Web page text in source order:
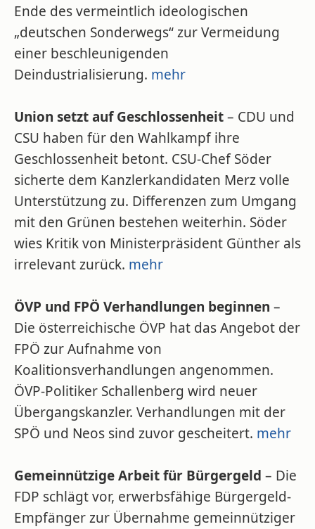
Ende des vermeintlich ideologischen
„deutschen Sonderwegs“ zur Vermeidung
einer beschleunigenden
Deindustrialisierung. mehr
Union setzt auf Geschlossenheit– CDU und
CSU haben für den Wahlkampf ihre
Geschlossenheit betont. CSU-Chef Söder
sicherte dem Kanzlerkandidaten Merz volle
Unterstützung zu. Differenzen zum Umgang
mit den Grünen bestehen weiterhin. Söder
wies Kritik von Ministerpräsident Günther als
irrelevant zurück. mehr
ÖVP und FPÖ Verhandlungen beginnen –
Die österreichische ÖVP hat das Angebot der
FPÖ zur Aufnahme von
Koalitionsverhandlungen angenommen.
ÖVP-Politiker Schallenberg wird neuer
Übergangskanzler. Verhandlungen mit der
SPÖ und Neos sind zuvor gescheitert. mehr
Gemeinnützige Arbeit für Bürgergeld – Die
FDP schlägt vor, erwerbsfähige Bürgergeld-
Empfänger zur Übernahme gemeinnütziger